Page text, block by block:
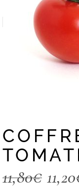
11,80€ 11,20